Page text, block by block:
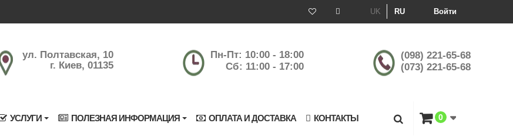
Войти
UK RU
ул. Полтавская, 10
г. Киев, 01135
Пн-Пт: 10:00 - 18:00
Сб: 11:00 - 17:00
(098) 221-65-68
(073) 221-65-68
УСЛУГИ ПОЛЕЗНАЯ ИНФОРМАЦИЯ ОПЛАТА И ДОСТАВКА КОНТАКТЫ 0